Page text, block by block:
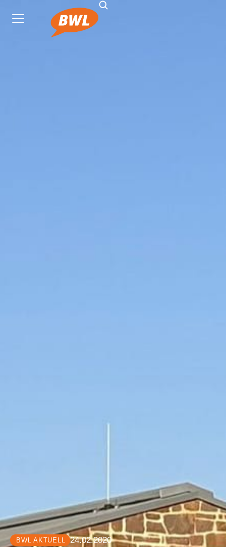
BWL AKTUELL 24.02.2020